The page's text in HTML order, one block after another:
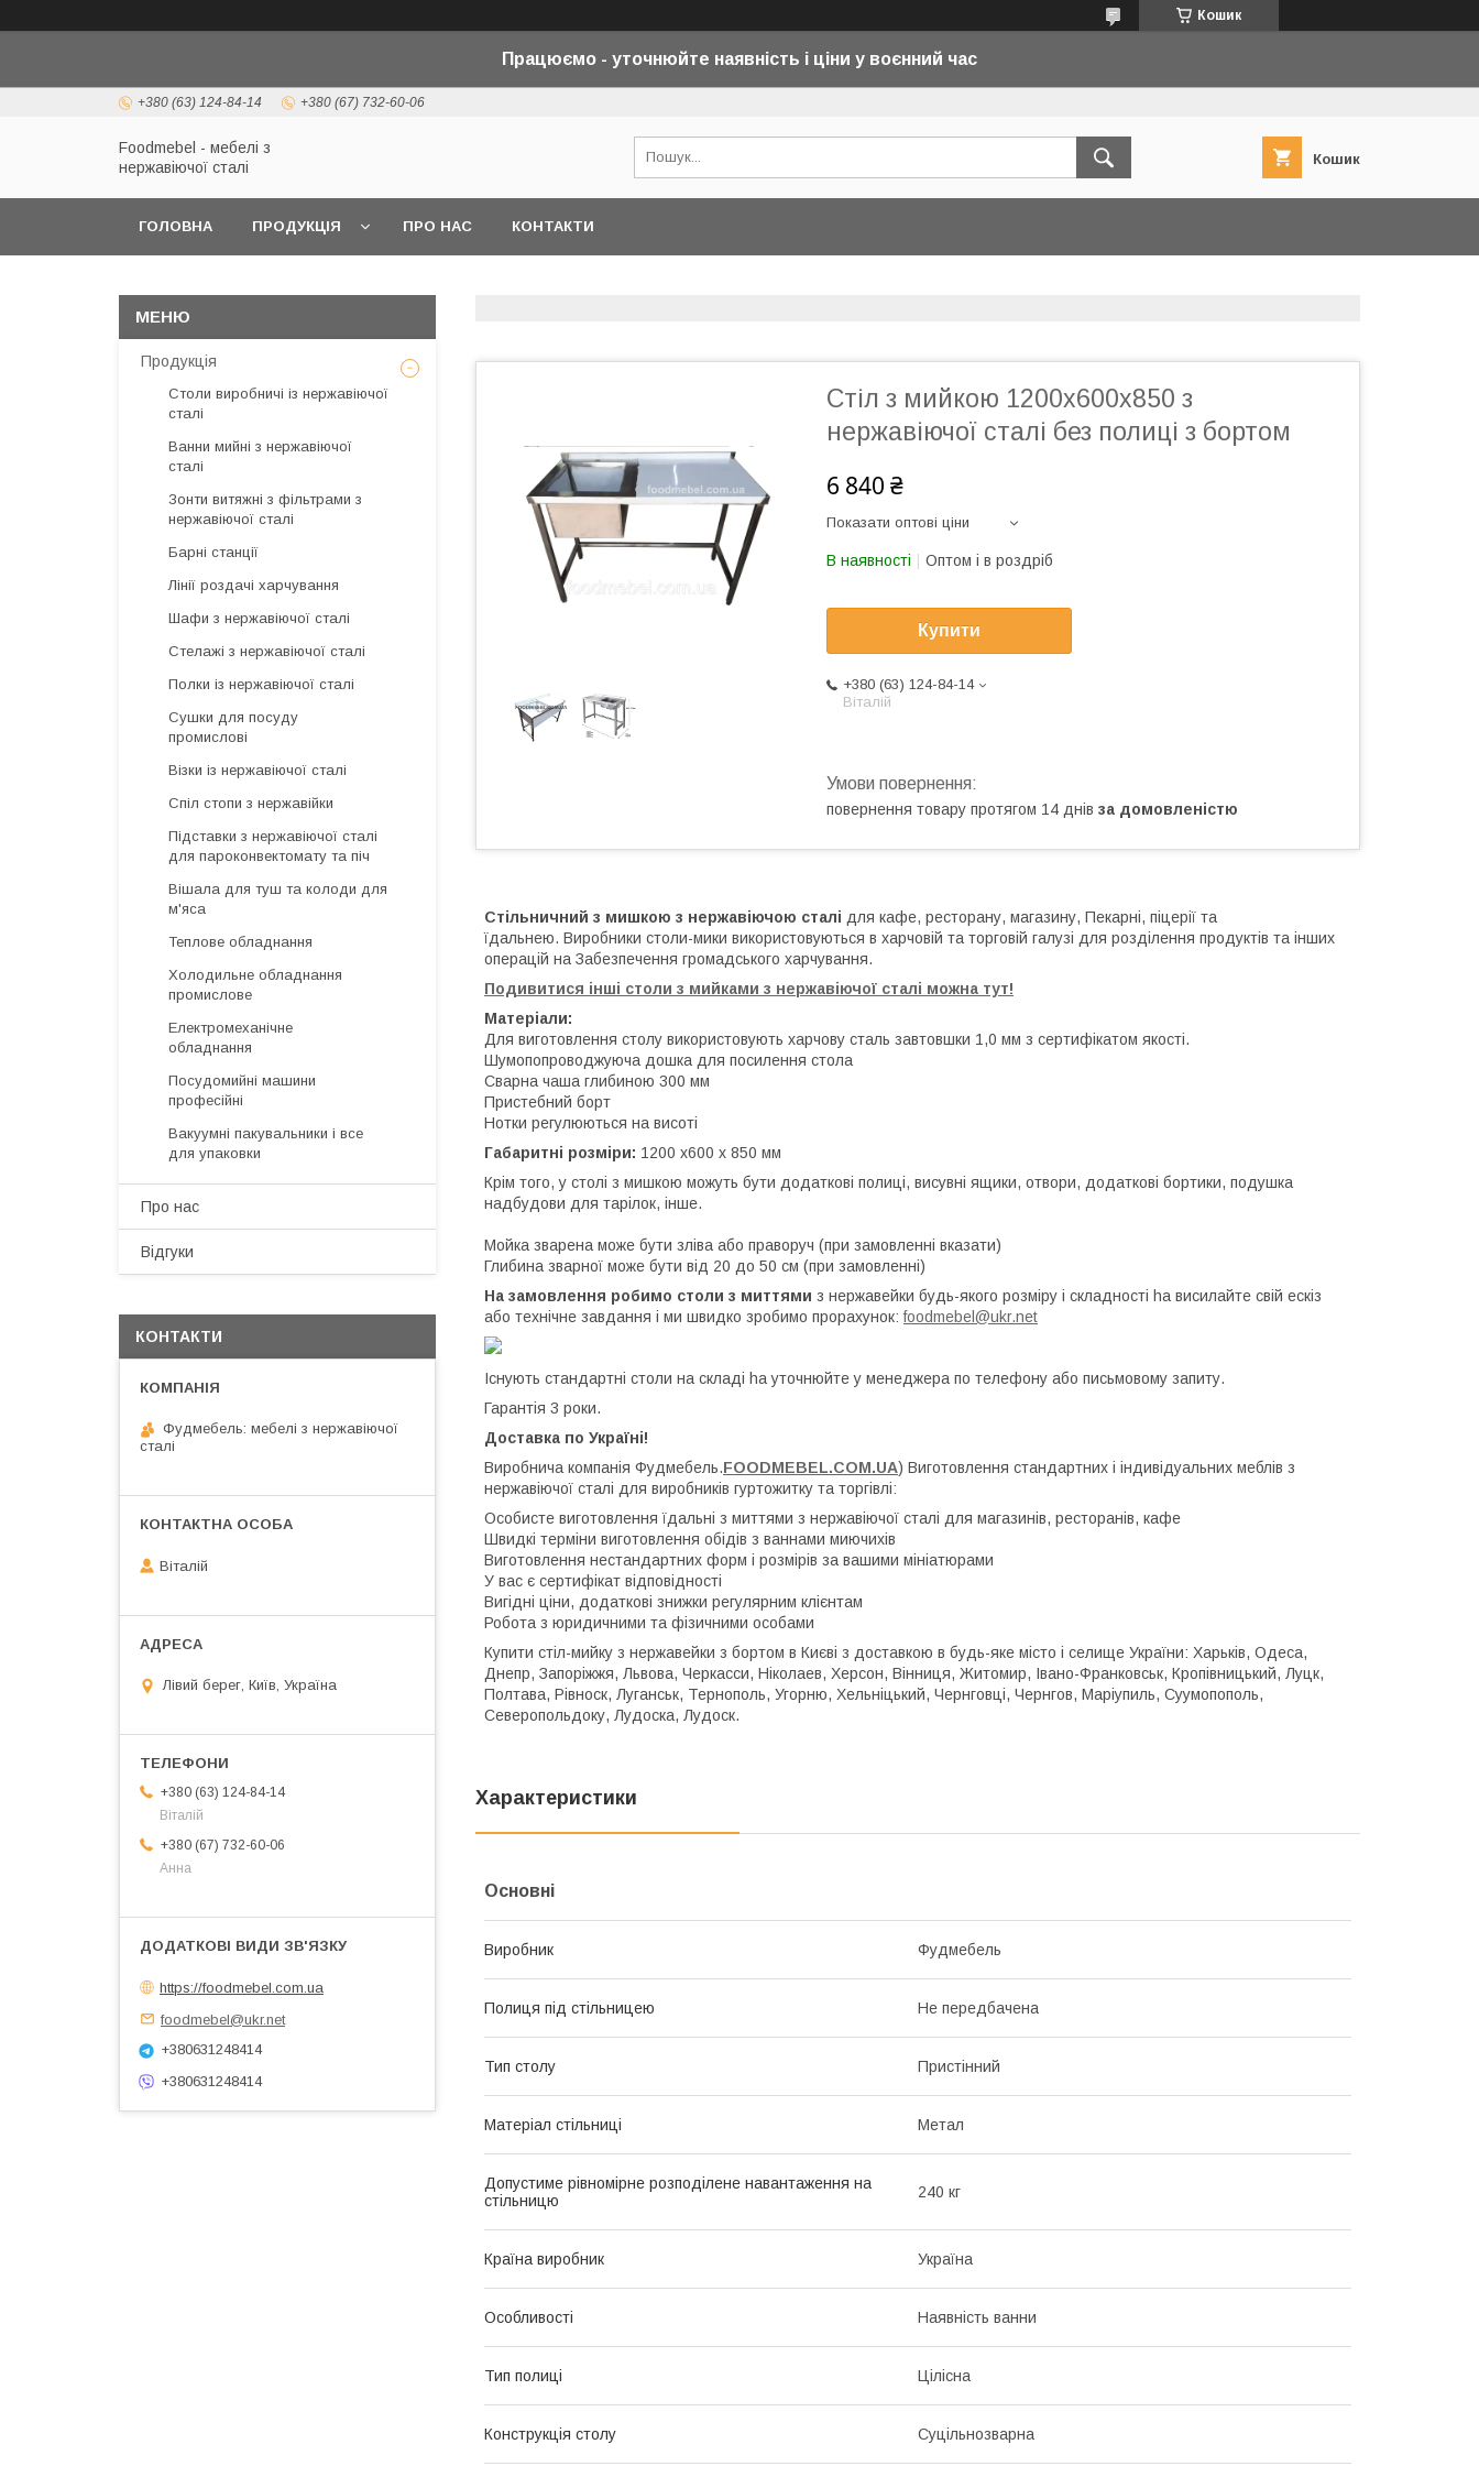
Кошик
Працюємо - уточнюйте наявність і ціни у воєнний час
+380 (63) 124-84-14 +380 (67) 732-60-06
Foodmebel - мебелі з
нержавіючої сталі
Кошик
ГОЛОВНА ПРОДУКЦІЯ ПРО НАС КОНТАКТИ
Стіл з мийкою 1200x600х850 з
нержавіючої сталі без полиці з бортом
6 840 ₴
Показати оптові ціни
В наявності Оптом і в роздріб
Купити
+380 (63) 124-84-14
Віталій
повернення товару протягом 14 днів за домовленістю
Стільничний з мишкою з нержавіючою сталі для кафе, ресторану, магазину, Пекарні, піцерії та
їдальнею. Виробники столи-мики використовуються в харчовій та торговій галузі для розділення продуктів та інших
операцій на Забезпечення громадського харчування.
Подивитися інші столи з мийками з нержавіючої сталі можна тут!
Матеріали:
Для виготовлення столу використовують харчову сталь завтовшки 1,0 мм з сертифікатом якості.
Шумопопроводжуюча дошка для посилення стола
Сварна чаша глибиною 300 мм
Пристебний борт
Нотки регулюються на висоті
Габаритні розміри: 1200 x600 x 850 мм
Крім того, у столі з мишкою можуть бути додаткові полиці, висувні ящики, отвори, додаткові бортики, подушка
надбудови для тарілок, інше.
Мойка зварена може бути зліва або праворуч (при замовленні вказати)
Глибина зварної може бути від 20 до 50 см (при замовленні)
На замовлення робимо столи з миттями з нержавейки будь-якого розміру і складності ha висилайте свій ескіз
або технічне завдання і ми швидко зробимо прорахунок:foodmebel@ukr.net
Існують стандартні столи на складі ha уточнюйте у менеджера по телефону або письмовому запиту.
Гарантія 3 роки.
Доставка по Україні!
Виробнича компанія Фудмебель.FOODMEBEL.СOM.UA) Виготовлення стандартних і індивідуальних меблів з
нержавіючої сталі для виробників гуртожитку та торгівлі:
Особисте виготовлення їдальні з миттями з нержавіючої сталі для магазинів, ресторанів, кафе
Швидкі терміни виготовлення обідів з ваннами миючихів
Виготовлення нестандартних форм і розмірів за вашими мініатюрами
У вас є сертифікат відповідності
Вигідні ціни, додаткові знижки регулярним клієнтам
Робота з юридичними та фізичними особами
Купити стіл-мийку з нержавейки з бортом в Києві з доставкою в будь-яке місто і селище України: Харьків, Одеса,
Днепр, Запоріжжя, Львова, Черкасси, Ніколаев, Херсон, Вінниця, Житомир, Івано-Франковськ, Кропівницький, Луцк,
Полтава, Рівноск, Луганськ, Тернополь, Угорню, Хельніцький, Чернговці, Чернгов, Маріупиль, Суумопополь,
Северопольдоку, Лудоска, Лудоск.
Характеристики
Основні
Виробник Фудмебель
Полиця під стільницею Не передбачена
Тип столу Пристінний
Матеріал стільниці Метал
Допустиме рівномірне розподілене навантаження на
стільницю
240 кг
Країна виробник Україна
Особливості Наявність ванни
Тип полиці Цілісна
Конструкція столу Суцільнозварна
Продукція
Столи виробничі із нержавіючої
сталі
Ванни мийні з нержавіючої
сталі
Зонти витяжні з фільтрами з
нержавіючої сталі
Барні станції
Лінії роздачі харчування
Шафи з нержавіючої сталі
Стелажі з нержавіючої сталі
Полки із нержавіючої сталі
Сушки для посуду
промислові
Візки із нержавіючої сталі
Спіл стопи з нержавійки
Підставки з нержавіючої сталі
для пароконвектомату та піч
Вішала для туш та колоди для
м'яса
Теплове обладнання
Холодильне обладнання
промислове
Електромеханічне
обладнання
Посудомийні машини
професійні
Вакуумні пакувальники і все
для упаковки
Про нас
Відгуки
КОНТАКТИ
Фудмебель: мебелі з нержавіючої
сталі
Віталій
Лівий берег, Київ, Україна
+380 (63) 124-84-14
Віталій
+380 (67) 732-60-06
Анна
https://foodmebel.com.ua
foodmebel@ukr.net
+380631248414
+380631248414